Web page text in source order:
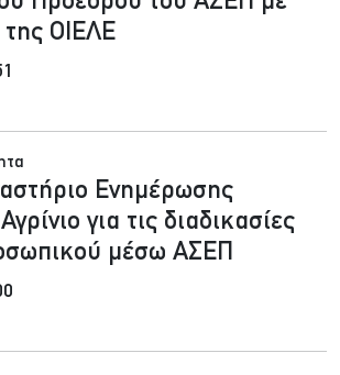
ΟΙΕΛΕ
Ενημέρωσης
για τις διαδικασίες
μέσω ΑΣΕΠ